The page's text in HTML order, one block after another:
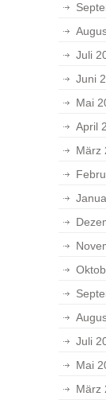
Juli
Juni
Mai
April
März
Juli
Mai
März